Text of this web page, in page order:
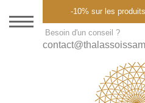
DESTINATION
THALASSO SPA
CURES ET FORFAITS
-10% sur les
Besoin d'un conseil ?